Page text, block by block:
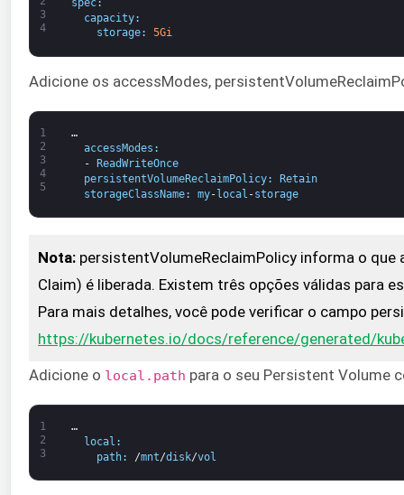
3
4
capacity:
storage: 5Gi
Adicione os accessModes,
1
2
3
4
5
…
accessModes :
-
ReadWriteOnce
persistentVolumeReclaimPolicy:
Retain
storageClassName: my-local -storage
Nota: persistentVolumeReclaimPolicy informa o
Claim) é liberada. Existem três opções válidas para
Para mais detalhes, você pode verificar o campo
https://kubernetes.io/docs/reference/generated/
Adicione o local.path para o seu Persistent Volume
1
2
3
…
local :
path: /mnt/disk/vol